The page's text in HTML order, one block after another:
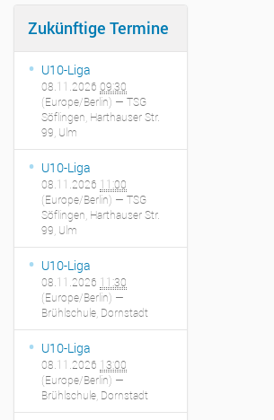
Zukünftige Termine
U10-Liga
08.11.2026 09:30
(Europe/Berlin) — TSG
Söflingen, Harthauser Str.
99, Ulm
U10-Liga
08.11.2026 11:00
(Europe/Berlin) — TSG
Söflingen, Harthauser Str.
99, Ulm
U10-Liga
08.11.2026 11:30
(Europe/Berlin) —
Brühlschule, Dornstadt
U10-Liga
08.11.2026 13:00
(Europe/Berlin) —
Brühlschule, Dornstadt